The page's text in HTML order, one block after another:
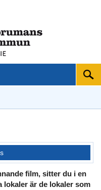
Sök
film, sitter du i en
lokaler är de lokaler som